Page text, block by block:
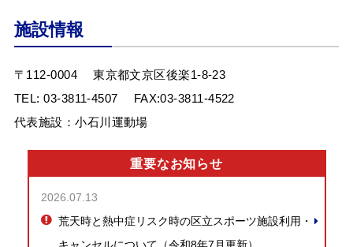
施設情報
〒112-0004
東京都文京区後楽1-8-23
TEL:03-3811-4507
FAX:03-3811-4522
代表施設：小石川運動場
重要なお知らせ
2026.07.13
荒天時と熱中症リスク時の区立スポーツ施設利用・
キャンセルについて（令和8年7月更新）